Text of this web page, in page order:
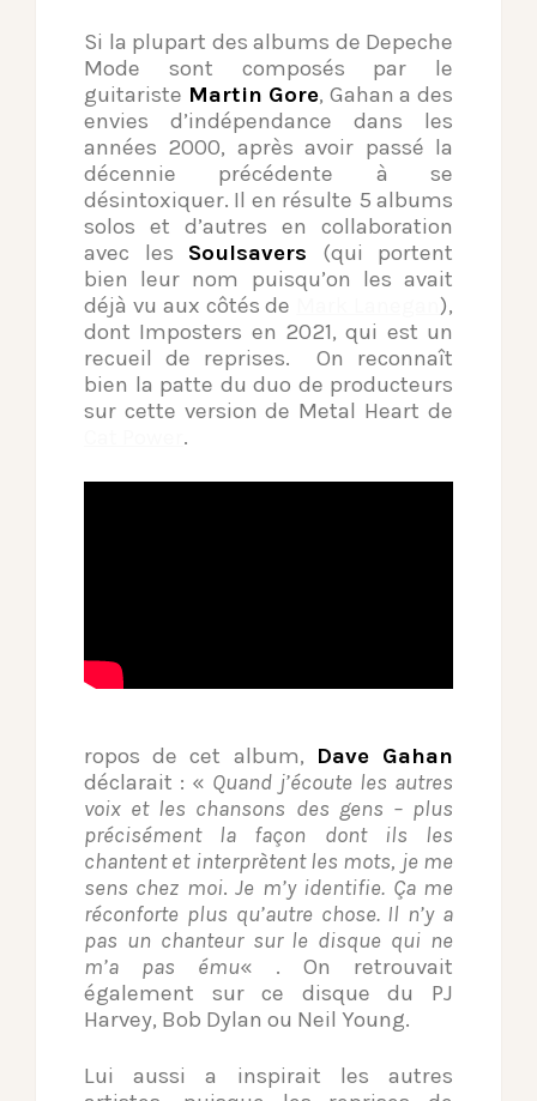
Si la plupart des albums de Depeche
Mode sont composés par le
guitariste Martin Gore, Gahan a des
envies d’indépendance dans les
années 2000, après avoir passé la
décennie précédente à se
désintoxiquer. Il en résulte 5 albums
solos et d’autres en collaboration
avec les Soulsavers (qui portent
bien leur nom puisqu’on les avait
déjà vu aux côtés de
Mark Lanegan),
dont Imposters en 2021, qui est un
recueil de reprises. On reconnaît
bien la patte du duo de producteurs
sur cette version de Metal Heart de
.
ropos de cet album, Dave Gahan
déclarait : « Quand j’écoute les autres
voix et les chansons des gens – plus
précisément la façon dont ils les
chantent et interprètent les mots, je me
sens chez moi.Je m’y identifie. Ça me
réconforte plus qu’autre chose. Il n’y a
pas un chanteur sur le disque qui ne
m’a pas ému« . On retrouvait
également sur ce disque du PJ
Harvey, Bob Dylan ou Neil Young.
Lui aussi a inspirait les autres